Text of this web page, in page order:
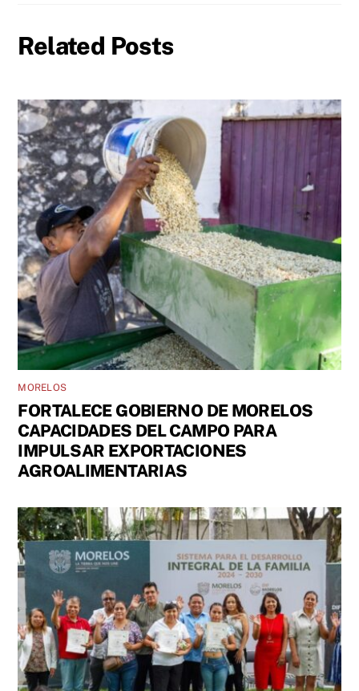
Related Posts
MORELOS
FORTALECE GOBIERNO DE MORELOS
CAPACIDADES DEL CAMPO PARA
IMPULSAR EXPORTACIONES
AGROALIMENTARIAS